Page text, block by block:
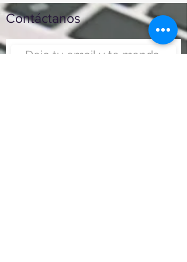
Contáctanos